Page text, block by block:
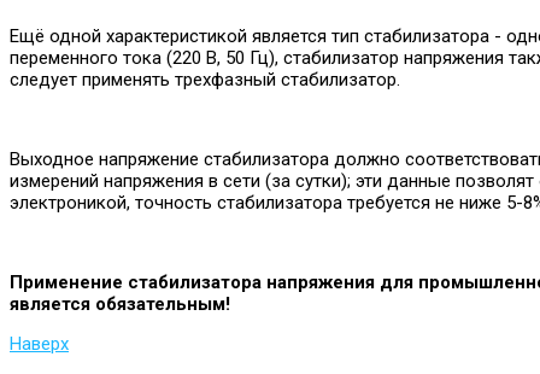
Ещё одной характеристикой является тип стабилизатора -
переменного тока (220 В, 50 Гц), стабилизатор напряжения
следует применять трехфазный стабилизатор.
Выходное напряжение стабилизатора должно
измерений напряжения в сети (за сутки); эти данные
электроникой, точность стабилизатора требуется не ниже 5-
Применение стабилизатора напряжения для
является обязательным!
Наверх